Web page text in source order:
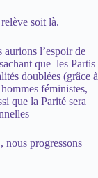
soit là.
l’espoir de
que les Partis
doublées (grâce à
féministes,
que la Parité sera
progressons